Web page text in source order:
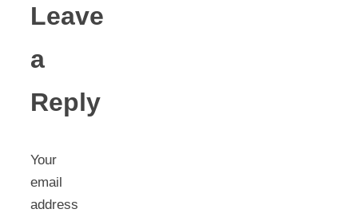
Leave
a
Reply
Your
email
address